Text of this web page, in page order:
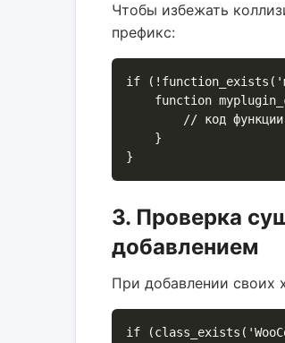
Чтобы избежать
префикс:
if
3. Проверка
добавлением
При добавлении своих
if